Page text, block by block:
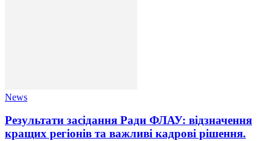
News
Результати засідання Ради ФЛАУ: відзначення
кращих регіонів та важливі кадрові рішення.